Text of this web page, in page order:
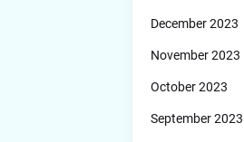
December 2023
November 2023
October 2023
September 2023